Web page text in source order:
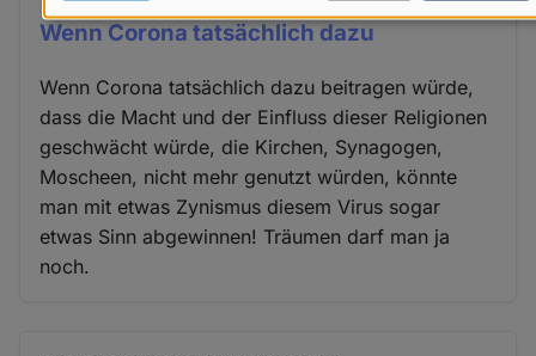
Wenn Corona tatsächlich dazu
Wenn Corona tatsächlich dazu beitragen würde,
dass die Macht und der Einfluss dieser Religionen
geschwächt würde, die Kirchen, Synagogen,
Moscheen, nicht mehr genutzt würden, könnte
man mit etwas Zynismus diesem Virus sogar
etwas Sinn abgewinnen! Träumen darf man ja
noch.
Daten
Cookies